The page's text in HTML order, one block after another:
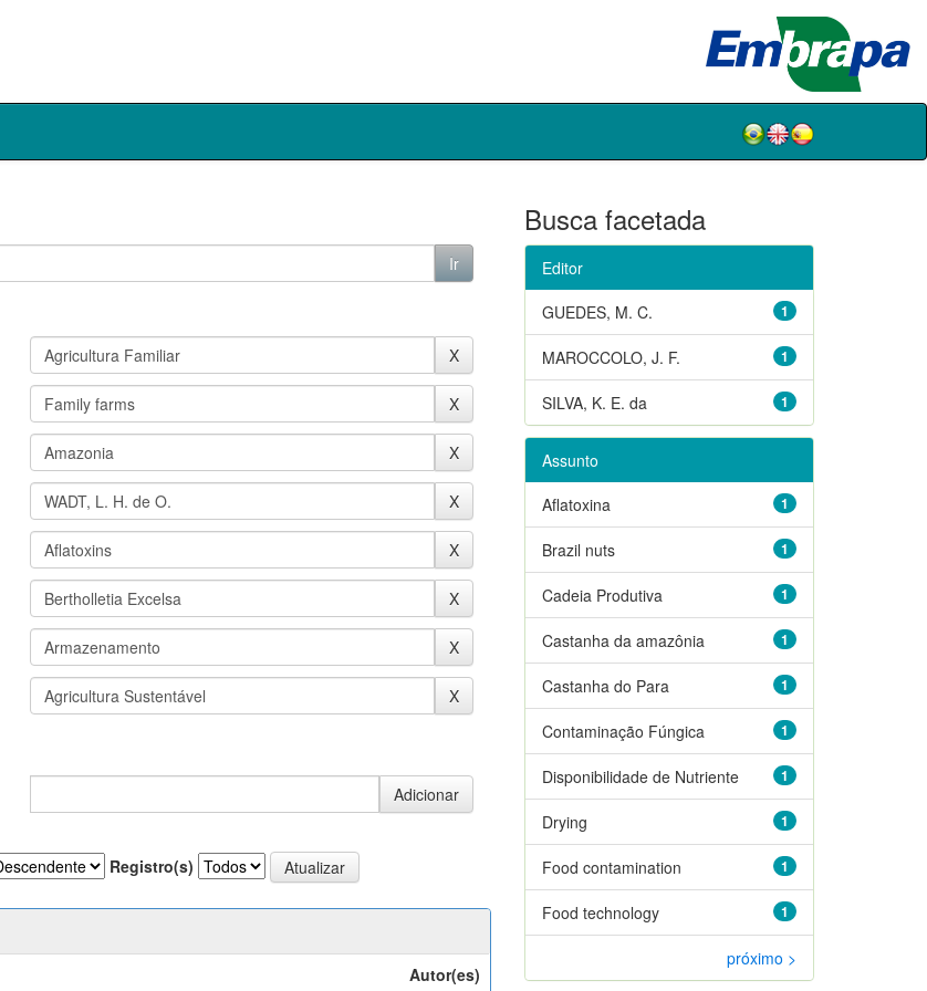
Registro(s)
Autor(es)
Busca facetada
Editor
1
GUEDES, M. C.
1
MAROCCOLO, J. F.
1
SILVA, K. E. da
Assunto
1
Aflatoxina
1
Brazil nuts
1
Cadeia Produtiva
1
Castanha da amazônia
1
Castanha do Para
1
Contaminação Fúngica
1
Disponibilidade de Nutriente
1
Drying
1
Food contamination
1
Food technology
próximo >